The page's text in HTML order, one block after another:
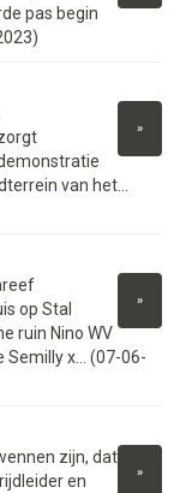
pas begin
»
van het...
»
op Stal
ruin Nino WV
Semilly x... (07-06-
»
zijn, dat
en